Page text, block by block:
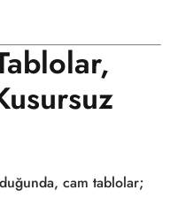
cam tablolar;